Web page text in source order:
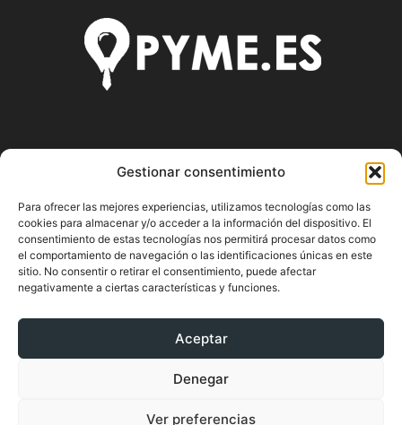
Gestionar consentimiento
Para ofrecer las mejores experiencias, utilizamos tecnologías como las
cookies para almacenar y/o acceder a la información del dispositivo. El
consentimiento de estas tecnologías nos permitirá procesar datos como
el comportamiento de navegación o las identificaciones únicas en este
sitio. No consentir o retirar el consentimiento, puede afectar
negativamente a ciertas características y funciones.
Aceptar
Denegar
Ver preferencias
Pyme.es es el portal web donde podrás mantenerte
actualizado de todas las noticias y novedades sobre la
economía en España y el mundo, así como donde podrás
conseguir toda la información necesaria sobre
emprendimiento.
SÍGUENOS